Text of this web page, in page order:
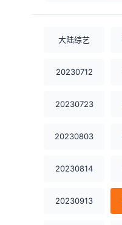
大陆综艺
20230712
20230723
20230803
20230814
20230913